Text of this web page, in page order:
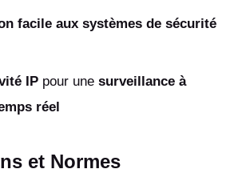
facile aux systèmes de sécurité
IP pour une surveillance à
réel
et Normes